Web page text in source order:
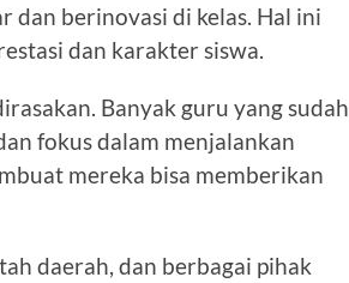
dan berinovasi di kelas. Hal ini
dan karakter siswa.
Banyak guru yang sudah
fokus dalam menjalankan
mereka bisa memberikan
daerah, dan berbagai pihak